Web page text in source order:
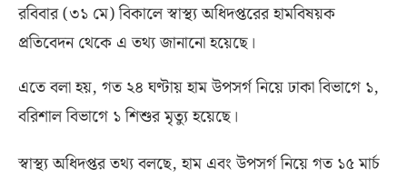
রবিবার(৩১ মে)বিকালে স্বাস্থ্য অধিদপ্তরের হামবিষয়ক
প্রতিবেদন থেকে এ তথ্য জানানো হয়েছে।
এতে বলা হয়, গত ২৪ ঘণ্টায় হাম উপসর্গ নিয়ে ঢাকা বিভাগে ১,
বরিশাল বিভাগে ১ শিশুর মৃত্যু হয়েছে।
স্বাস্থ্য অধিদপ্তর তথ্য বলছে,হাম এবং উপসর্গ নিয়ে গত ১৫ মার্চ